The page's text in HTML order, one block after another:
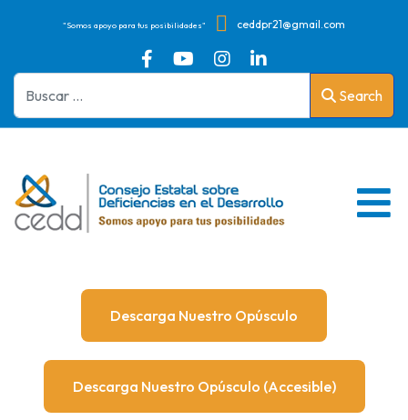
"Somos apoyo para tus posibilidades" ceddpr21@gmail.com
fabfas
fas fabfas
fasfabfas
fasfab
Search
Descarga Nuestro Opúsculo
Descarga Nuestro Opúsculo (accesible)